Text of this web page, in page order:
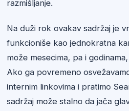
razmišljanje.
Na duži rok ovakav sadržaj je
funkcioniše kao jednokratna
može mesecima, pa i
Ako ga povremeno
internim linkovima i pratimo
sadržaj može stalno da jača